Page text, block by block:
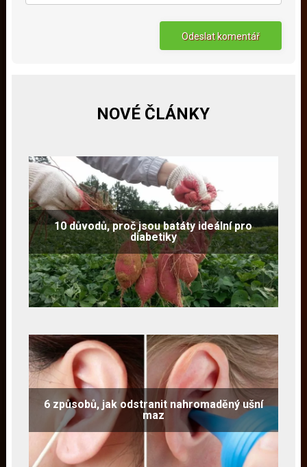
NOVÉ ČLÁNKY
10 důvodů, proč jsou batáty ideální pro
diabetiky
6 způsobů, jak odstranit nahromaděný ušní
maz